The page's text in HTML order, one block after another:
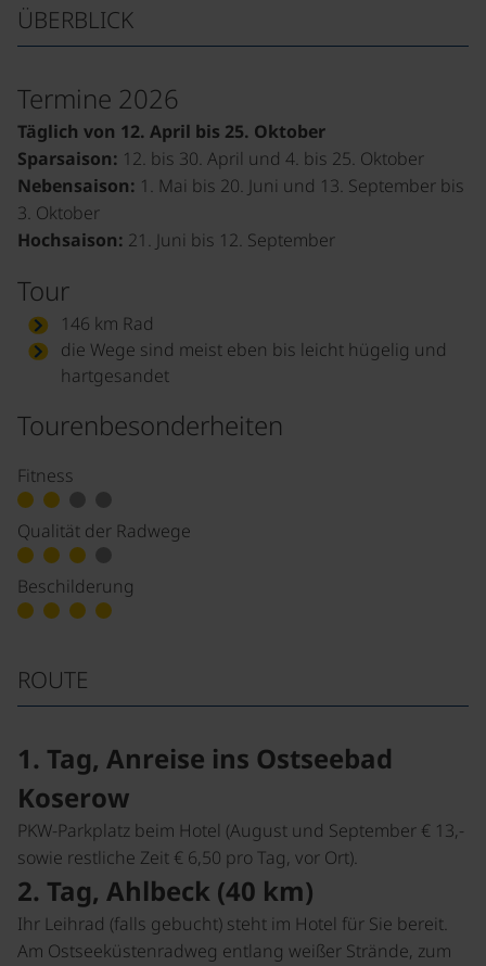
ÜBERBLICK
Termine 2026
Täglich von 12. April bis 25. Oktober
Sparsaison: 12. bis 30. April und 4. bis 25. Oktober
Nebensaison: 1. Mai bis 20. Juni und 13. September bis
3. Oktober
Hochsaison: 21. Juni bis 12. September
Tour
146 km Rad
die Wege sind meist eben bis leicht hügelig und
hartgesandet
Tourenbesonderheiten
Fitness
Qualität der Radwege
Beschilderung
ROUTE
1. Tag, Anreise ins Ostseebad
Koserow
PKW-Parkplatz beim Hotel (August und September € 13,-
sowie restliche Zeit € 6,50 pro Tag, vor Ort).
2. Tag, Ahlbeck (40 km)
Ihr Leihrad (falls gebucht) steht im Hotel für Sie bereit.
Am Ostseeküstenradweg entlang weißer Strände, zum